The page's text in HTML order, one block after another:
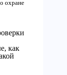
охране
как